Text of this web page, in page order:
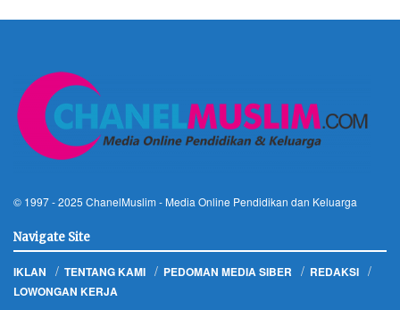
© 1997 - 2025 ChanelMuslim - Media Online Pendidikan dan Keluarga
Navigate Site
IKLAN TENTANG KAMI PEDOMAN MEDIA SIBER
REDAKSI
LOWONGAN KERJA